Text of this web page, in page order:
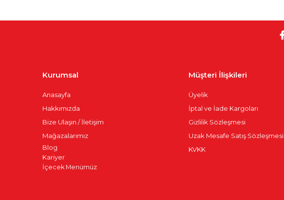
Kurumsal
Anasayfa
Hakkımızda
Bize Ulaşın / İletişim
Mağazalarımız
Blog
Kariyer
İçecek Menümüz
Müşteri İlişkileri
Üyelik
İptal ve İade Kargoları
Gizlilik Sözleşmesi
Uzak Mesafe Satış Sözleşmesi
KVKK